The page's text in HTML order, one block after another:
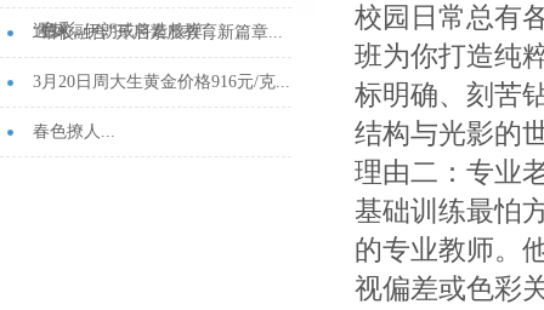
_色彩...
遇刺，伊朗或将造核弹...
“馆校融合”开启素质教育新篇章...
3月20日周大生黄金价格916元/克...
春色撩人...
校园日常总有
班为你打造纯
标明确、刻苦
结构与光影的
理由二：专业
基础训练最怕
的专业教师。
视偏差或色彩